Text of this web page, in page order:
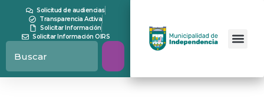
Solicitud de audiencias
Transparencia Activa
Solicitar Información
Solicitar Información OIRS